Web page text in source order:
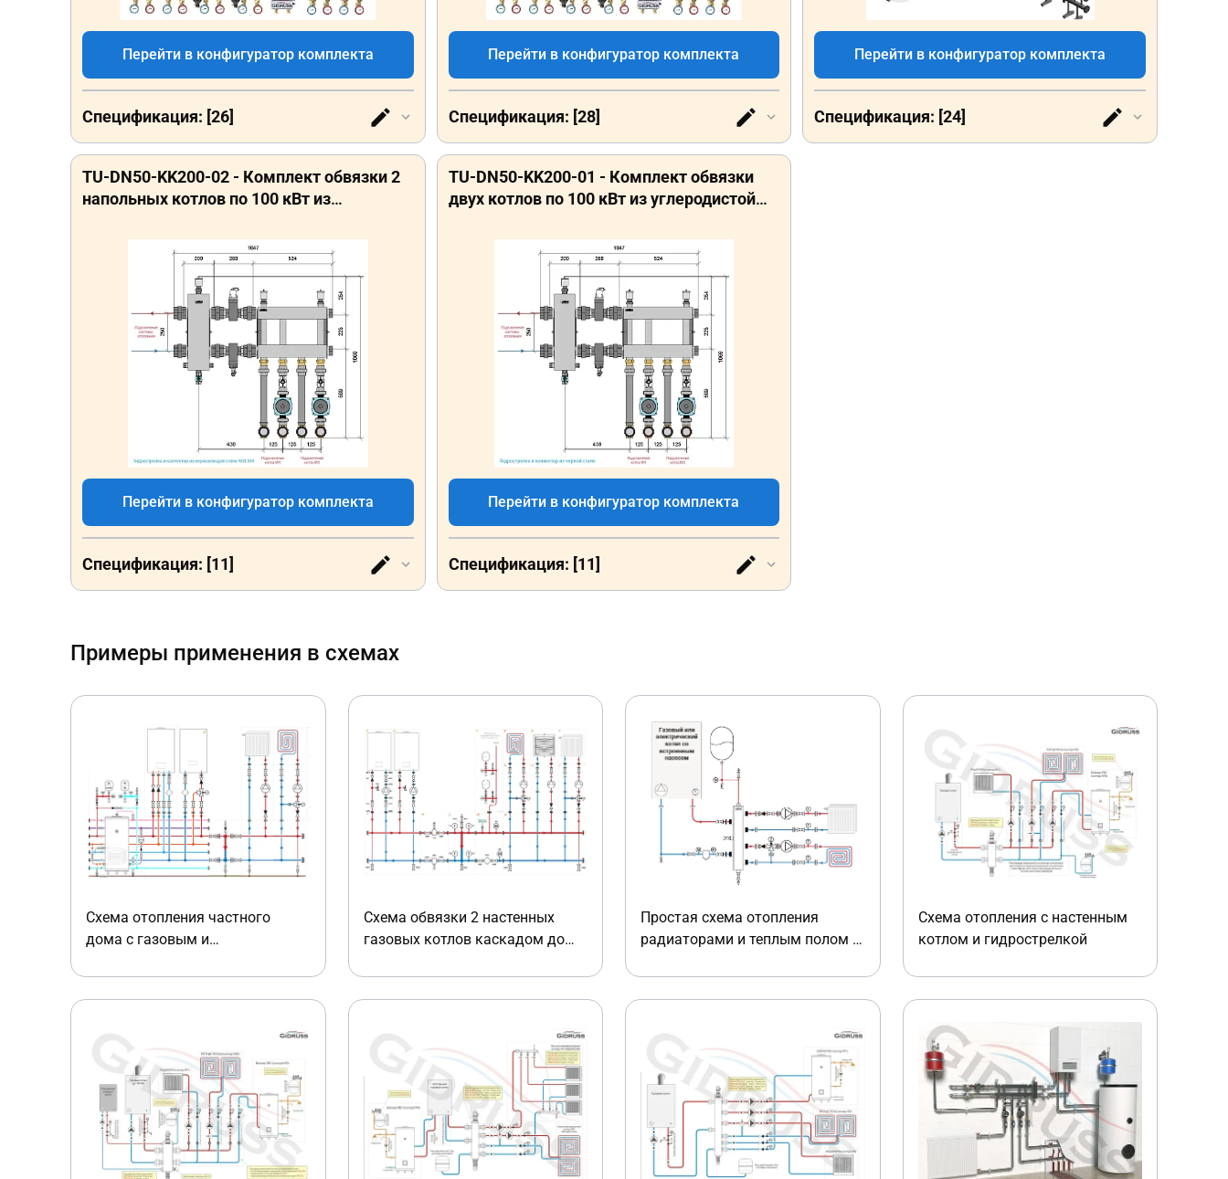
Перейти в конфигуратор комплекта
Спецификация: [26]
Перейти в конфигуратор комплекта
Спецификация: [28]
Перейти в конфигуратор комплекта
Спецификация: [24]
TU-DN50-KK200-02 - Комплект обвязки 2
напольных котлов по 100 кВт из
Перейти в конфигуратор комплекта
Спецификация: [11]
TU-DN50-KK200-01 - Комплект обвязки
двух котлов по 100 кВт из углеродистой
Перейти в конфигуратор комплекта
Спецификация: [11]
Примеры применения в схемах
Схема отопления частного
дома с газовым и
Схема обвязки 2 настенных
газовых котлов каскадом до
Простая схема отопления
радиаторами и теплым полом с
электрическим котлом
Схема отопления с настенным
котлом и гидрострелкой